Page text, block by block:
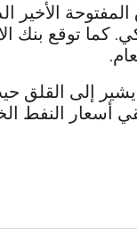
الأخير
كما توقع بنك
إلى القلق حيث
أسعار